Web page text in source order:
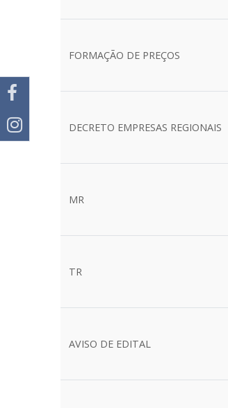
FORMAÇÃO DE PREÇOS
DECRETO EMPRESAS REGIONAIS
MR
TR
AVISO DE EDITAL